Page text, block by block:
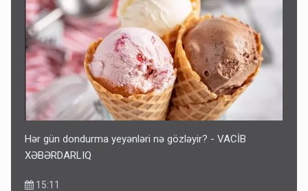
Hər gün dondurma yeyənləri nə gözləyir? - VACİB
XƏBƏRDARLIQ
15:11